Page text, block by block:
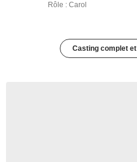
Rôle : Carol
Casting complet